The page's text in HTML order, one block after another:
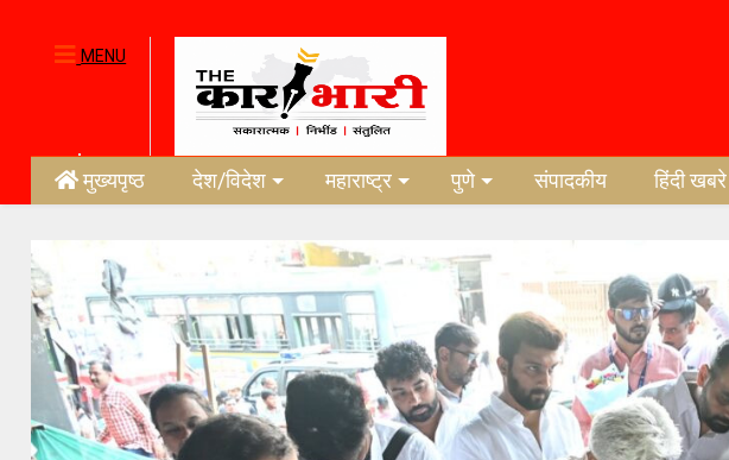
MENU
मुख्यपृष्ठ देश/विदेश महाराष्ट्र पुणे संपादकीय हिंदी खबरे